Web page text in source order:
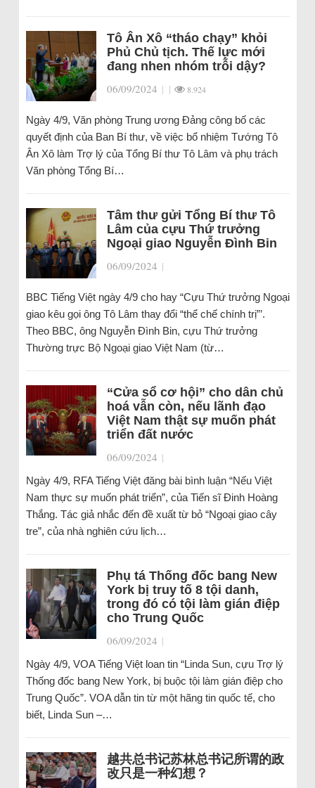
Tô Ân Xô “tháo chạy” khỏi
Phủ Chủ tịch. Thế lực mới
đang nhen nhóm trỗi dậy?
06/09/2024 | | 8.924
Ngày 4/9, Văn phòng Trung ương Đảng công bố các
quyết định của Ban Bí thư, về việc bổ nhiệm Tướng Tô
Ân Xô làm Trợ lý của Tổng Bí thư Tô Lâm và phụ trách
Văn phòng Tổng Bí…
Tâm thư gửi Tổng Bí thư Tô
Lâm của cựu Thứ trưởng
Ngoại giao Nguyễn Đình Bin
06/09/2024 |
BBC Tiếng Việt ngày 4/9 cho hay “Cựu Thứ trưởng Ngoại
giao kêu gọi ông Tô Lâm thay đổi “thể chế chính trị”’.
Theo BBC, ông Nguyễn Đình Bin, cựu Thứ trưởng
Thường trực Bộ Ngoại giao Việt Nam (từ…
“Cửa sổ cơ hội” cho dân chủ
hoá vẫn còn, nếu lãnh đạo
Việt Nam thật sự muốn phát
triển đất nước
06/09/2024 |
Ngày 4/9, RFA Tiếng Việt đăng bài bình luận “Nếu Việt
Nam thực sự muốn phát triển”, của Tiến sĩ Đinh Hoàng
Thắng. Tác giả nhắc đến đề xuất từ bỏ “Ngoại giao cây
tre”, của nhà nghiên cứu lịch…
Phụ tá Thống đốc bang New
York bị truy tố 8 tội danh,
trong đó có tội làm gián điệp
cho Trung Quốc
06/09/2024 |
Ngày 4/9, VOA Tiếng Việt loan tin “Linda Sun, cựu Trợ lý
Thống đốc bang New York, bị buộc tội làm gián điệp cho
Trung Quốc”. VOA dẫn tin từ một hãng tin quốc tế, cho
biết, Linda Sun –…
越共总书记苏林总书记所谓的政
改只是一种幻想？